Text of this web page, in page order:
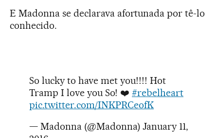
E Madonna se declarava afortunada por tê-lo
conhecido.
So lucky to have met you!!!! Hot
Tramp I love you So! ❤️ #rebelheart
pic.twitter.com/INKPRCeofK
— Madonna (@Madonna) January 11,